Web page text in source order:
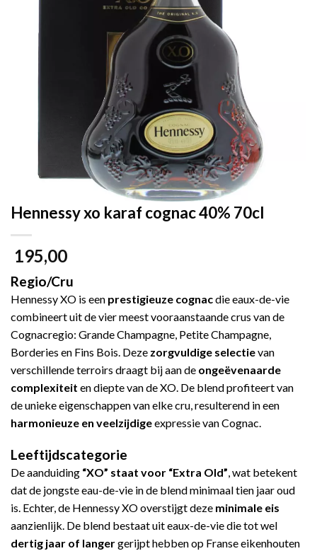
Hennessy xo karaf cognac 40% 70cl
195,00
Regio/Cru
Hennessy XO is een prestigieuze cognacdie eaux-de-vie
combineert uit de vier meest vooraanstaande crus van de
Cognacregio: Grande Champagne, Petite Champagne,
Borderies en Fins Bois. Deze zorgvuldige selectievan
verschillende terroirs draagt bij aan de ongeëvenaarde
complexiteit en diepte van de XO. De blend profiteert van
de unieke eigenschappen van elke cru, resulterend in een
harmonieuze en veelzijdigeexpressie van Cognac.
Leeftijdscategorie
De aanduiding “XO” staat voor “Extra Old”, wat betekent
dat de jongste eau-de-vie in de blend minimaal tien jaar oud
is. Echter, de Hennessy XO overstijgt deze minimale eis
aanzienlijk. De blend bestaat uit eaux-de-vie die tot wel
dertig jaar of langergerijpt hebben op Franse eikenhouten